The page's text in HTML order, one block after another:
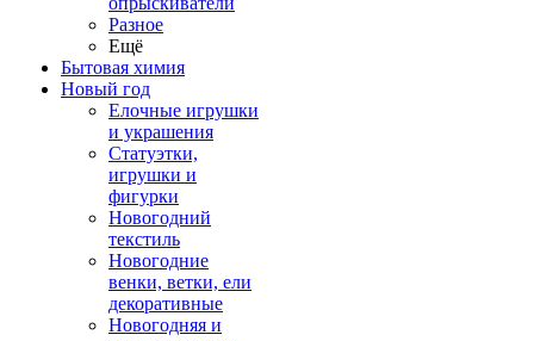
Разное
Ещё
Бытовая химия
Новый год
Елочные игрушки
и украшения
Статуэтки,
игрушки и
фигурки
Новогодний
текстиль
Новогодние
венки, ветки, ели
декоративные
Новогодняя и